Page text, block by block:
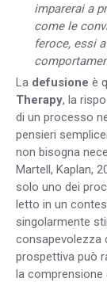
imparerai a
come le
feroce, essi
La defusione è
Therapy, la
di un processo
pensieri
non bisogna
Martell, Kaplan,
solo uno dei
letto in un
singolarmente
consapevolezza
prospettiva può
la